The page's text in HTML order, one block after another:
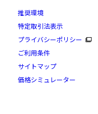
推奨環境
特定取引法表示
プライバシーポリシー
ご利用条件
サイトマップ
価格シミュレーター